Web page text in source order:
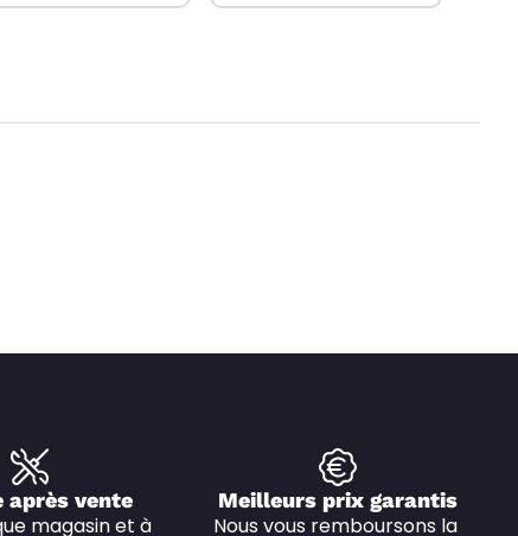
après vente
magasin et à
Meilleurs prix garantis
Nous vous remboursons la